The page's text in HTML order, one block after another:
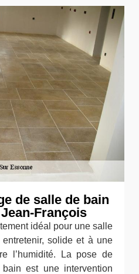
de salle de bain
François
idéal pour une salle
solide et à une
l’humidité. La pose de
est une intervention